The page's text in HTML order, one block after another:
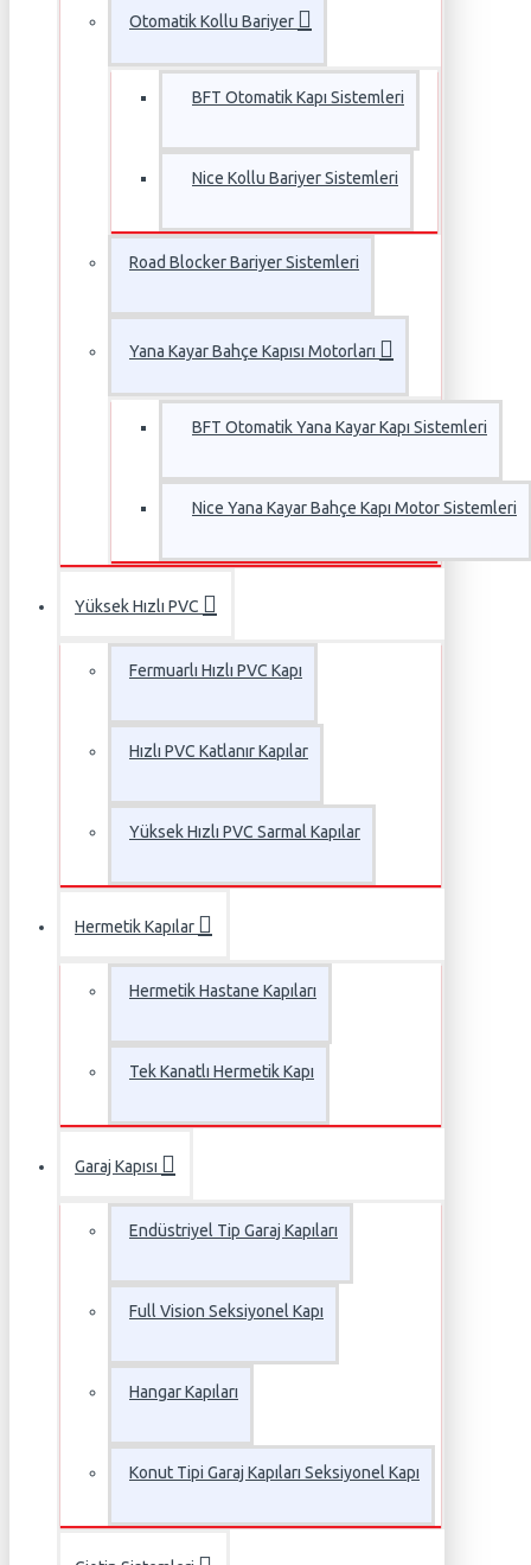
Otomatik Kollu Bariyer
BFT Otomatik Kapı Sistemleri
Nice Kollu Bariyer Sistemleri
Road Blocker Bariyer Sistemleri
Yana Kayar Bahçe Kapısı Motorları
BFT Otomatik Yana Kayar Kapı Sistemleri
Nice Yana Kayar Bahçe Kapı Motor Sistemleri
Yüksek Hızlı PVC
Fermuarlı Hızlı PVC Kapı
Hızlı PVC Katlanır Kapılar
Yüksek Hızlı PVC Sarmal Kapılar
Hermetik Kapılar
Hermetik Hastane Kapıları
Tek Kanatlı Hermetik Kapı
Garaj Kapısı
Endüstriyel Tip Garaj Kapıları
Full Vision Seksiyonel Kapı
Hangar Kapıları
Konut Tipi Garaj Kapıları Seksiyonel Kapı